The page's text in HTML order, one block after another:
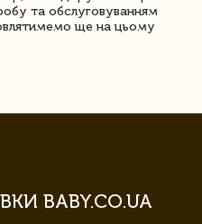
та обслуговуванням
ще на цьому
BABY.CO.UA